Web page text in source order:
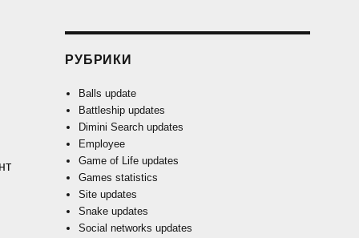
РУБРИКИ
Balls update
Battleship updates
Dimini Search updates
Employee
Game of Life updates
Games statistics
Site updates
Snake updates
Social networks updates